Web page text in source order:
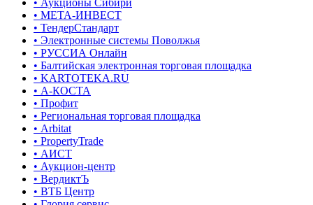
• МЕТА-ИНВЕСТ
• ТендерСтандарт
• Электронные системы Поволжья
• РУССИА Онлайн
• Балтийская электронная торговая площадка
• KARTOTEKA.RU
• А-КОСТА
• Профит
• Региональная торговая площадка
• Arbitat
• PropertyTrade
• АИСТ
• Аукцион-центр
• ВердиктЪ
• ВТБ Центр